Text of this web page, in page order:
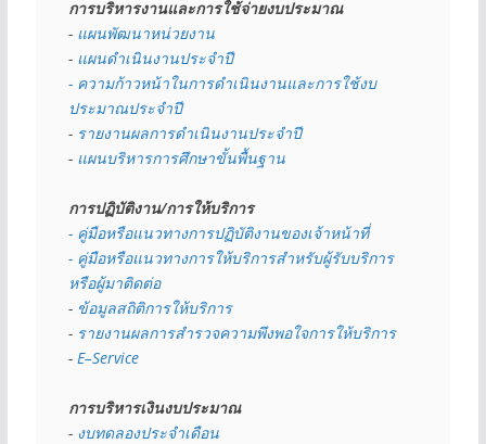
การบริหารงานและการใช้จ่ายงบประมาณ
- แผนพัฒนาหน่วยงาน
- แผนดำเนินงานประจำปี
- ความก้าวหน้าในการดำเนินงานและการใช้งบ
ประมาณประจำปี
- รายงานผลการดำเนินงานประจำปี
- แผนบริหารการศึกษาขั้นพื้นฐาน
การปฏิบัติงาน/การให้บริการ
- คู่มือหรือแนวทางการปฏิบัติงานของเจ้าหน้าที่
- คู่มือหรือแนวทางการให้บริการสำหรับผู้รับบริการ
หรือผู้มาติดต่อ
- ข้อมูลสถิติการให้บริการ
- รายงานผลการสำรวจความพึงพอใจการให้บริการ
- E–Service
การบริหารเงินงบประมาณ
- งบทดลองประจำเดือน